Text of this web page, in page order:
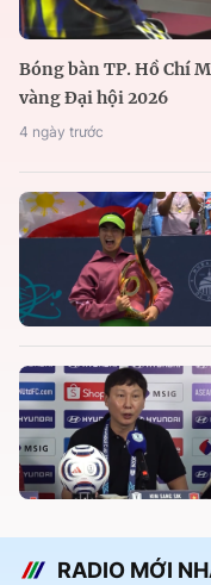
Bóng bàn TP. Hồ Chí
vàng Đại hội 2026
4 ngày trước
RADIO MỚI